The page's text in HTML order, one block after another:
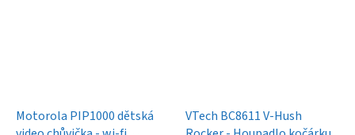
Motorola PIP1000 dětská
VTech BC8611 V-Hush